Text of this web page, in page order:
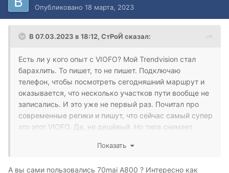
Опубликовано 18 марта, 2023
В 07.03.2023 в 18:12, СтРоЙ сказал:
Есть ли у кого опыт с VIOFO? Мой Trendvision стал
барахлить. То пишет, то не пишет. Подключаю
телефон, чтобы посмотреть сегодняшний маршрут и
оказывается, что несколько участков пути вообще не
записались. И это уже не первый раз. Почитал про
современные регики и пишут, что сейчас самый супер
это этот VIOFO. Да, не дешёвый. Но типа снимает
в приоритете). А остальные вообще где-то далеко
Показать
А вы сами пользовались 70mai A800 ? Интересно как